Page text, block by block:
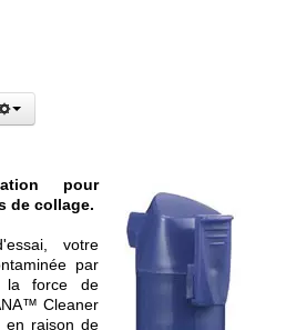
pour
de collage.
votre
par
la force de
Cleaner
en raison de